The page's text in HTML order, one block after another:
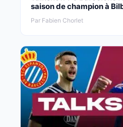
saison de champion à
Par Fabien Chorlet